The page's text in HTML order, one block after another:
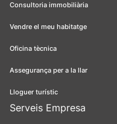
Consultoria immobiliària
Vendre el meu habitatge
Oficina tècnica
Assegurança per a la llar
Lloguer turístic
Serveis Empresa